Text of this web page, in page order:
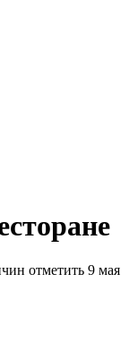
отметить 9 мая